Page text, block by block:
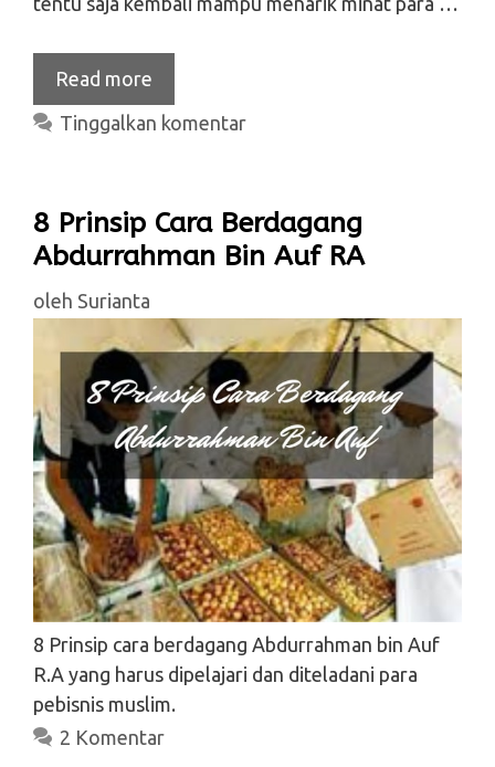
Read more
Tinggalkan komentar
8 Prinsip Cara Berdagang
Abdurrahman Bin Auf RA
oleh Surianta
8 Prinsip cara berdagang Abdurrahman bin Auf
R.A yang harus dipelajari dan diteladani para
pebisnis muslim.
2 Komentar